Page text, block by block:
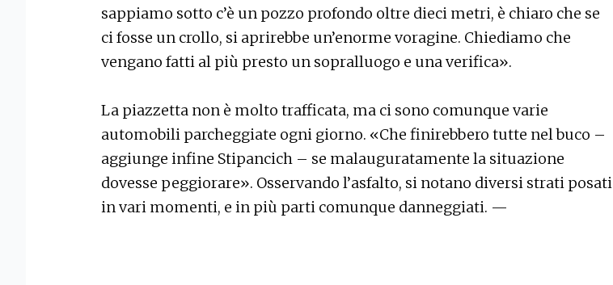
sappiamo sotto c’è un pozzo profondo oltre dieci metri, è chiaro che se
ci fosse un crollo, si aprirebbe un’enorme voragine. Chiediamo che
vengano fatti al più presto un sopralluogo e una verifica».
La piazzetta non è molto trafficata, ma ci sono comunque varie
automobili parcheggiate ogni giorno. «Che finirebbero tutte nel buco –
aggiunge infine Stipancich – se malauguratamente la situazione
dovesse peggiorare». Osservando l’asfalto, si notano diversi strati posati
in vari momenti, e in più parti comunque danneggiati. —